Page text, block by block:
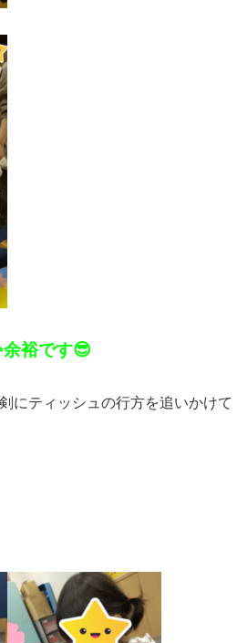
余裕です😎
にティッシュの行方を追いかけて